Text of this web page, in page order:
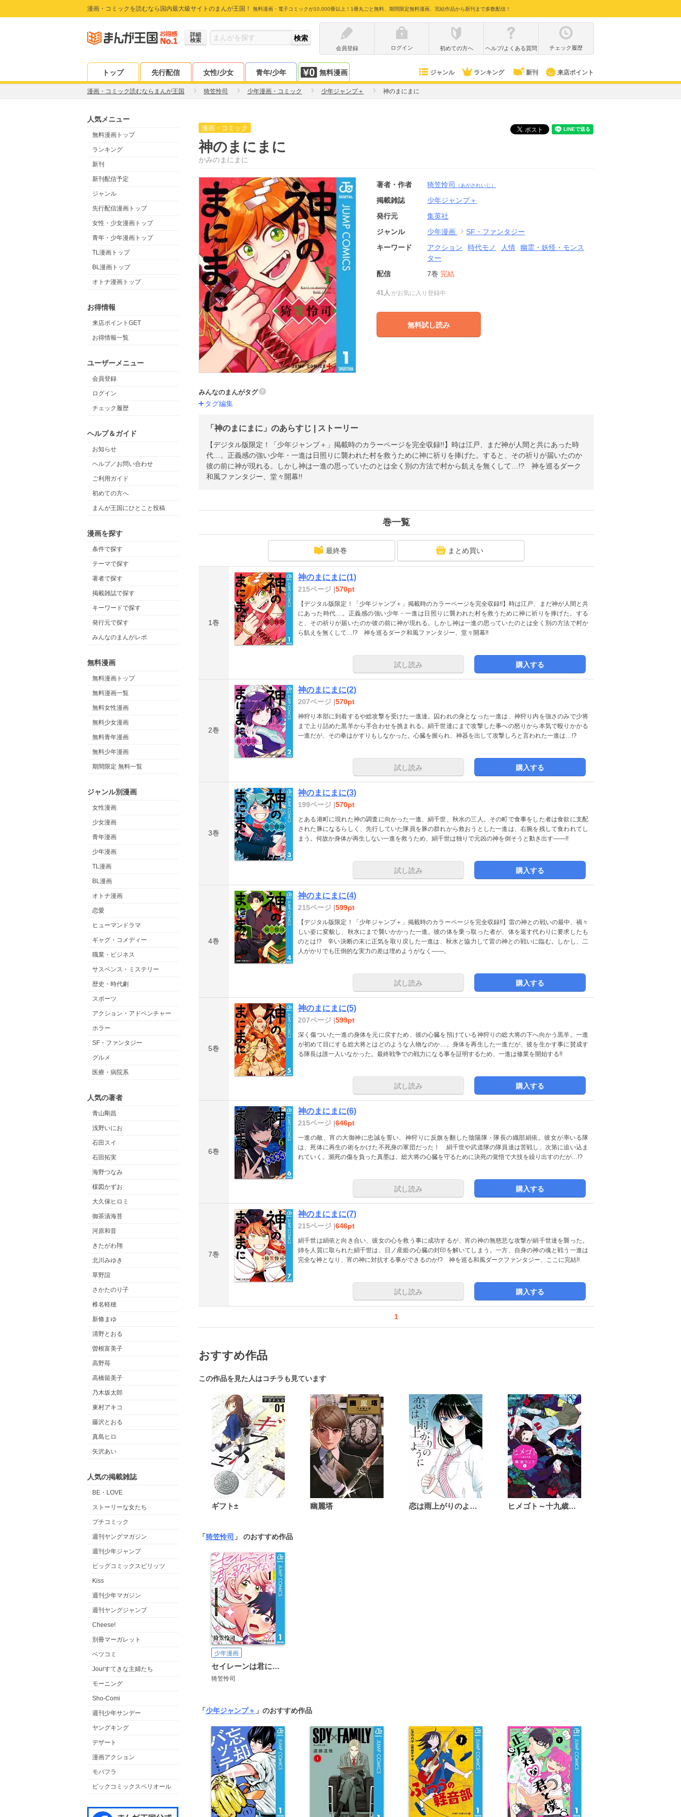
漫画・コミックを読むなら国内最大級サイトのまんが王国！ 無料漫画・電子コミックが10,000冊以上！1冊丸ごと無料、期間限定無料漫画、完結作品から新刊まで多数配信！
詳細
検索
会員登録
ログイン 初めての方へ ヘルプ/よくある質問 チェック履歴
トップ 先行配信 女性/少女 青年/少年 無料漫画 ジャンル ランキング 新刊 来店ポイント
漫画・コミック読むならまんが王国 猗笠怜司 少年漫画・コミック 少年ジャンプ＋ 神のまにまに
人気メニュー
無料漫画トップ
ランキング
新刊
新刊配信予定
ジャンル
先行配信漫画トップ
女性・少女漫画トップ
青年・少年漫画トップ
TL漫画トップ
BL漫画トップ
オトナ漫画トップ
お得情報
来店ポイントGET
お得情報一覧
ユーザーメニュー
会員登録
ログイン
チェック履歴
ヘルプ＆ガイド
お知らせ
ヘルプ／お問い合わせ
ご利用ガイド
初めての方へ
まんが王国にひとこと投稿
漫画を探す
条件で探す
テーマで探す
著者で探す
掲載雑誌で探す
キーワードで探す
発行元で探す
みんなのまんがレポ
無料漫画
無料漫画トップ
無料漫画一覧
無料女性漫画
無料少女漫画
無料青年漫画
無料少年漫画
期間限定 無料一覧
ジャンル別漫画
女性漫画
少女漫画
青年漫画
少年漫画
TL漫画
BL漫画
オトナ漫画
恋愛
ヒューマンドラマ
ギャグ・コメディー
職業・ビジネス
サスペンス・ミステリー
歴史・時代劇
スポーツ
アクション・アドベンチャー
ホラー
SF・ファンタジー
グルメ
医療・病院系
人気の著者
青山剛昌
浅野いにお
石田スイ
石田拓実
海野つなみ
楳図かずお
大久保ヒロミ
御茶漬海苔
河原和音
きたがわ翔
北川みゆき
草野誼
さかたのり子
椎名軽穂
新條まゆ
清野とおる
曽根富美子
高野苺
高橋留美子
乃木坂太郎
東村アキコ
藤沢とおる
真島ヒロ
矢沢あい
人気の掲載雑誌
BE・LOVE
ストーリーな女たち
プチコミック
週刊ヤングマガジン
週刊少年ジャンプ
ビッグコミックスピリッツ
Kiss
週刊少年マガジン
週刊ヤングジャンプ
Cheese!
別冊マーガレット
ベツコミ
Jourすてきな主婦たち
モーニング
Sho-Comi
週刊少年サンデー
ヤングキング
デザート
漫画アクション
モバフラ
ビックコミックスペリオール
漫画・コミック
神のまにまに
かみのまにまに
著者・作者 猗笠怜司 （あがされいじ）
掲載雑誌
少年ジャンプ＋
発行元
集英社
ジャンル
少年漫画
SF・ファンタジー
キーワード
アクション 時代モノ 人情
幽霊・妖怪・モンス
ター
配信
7巻 完結
41人 がお気に入り登録中
無料試し読み
みんなのまんがタグ
タグ編集
「神のまにまに」のあらすじ | ストーリー
【デジタル版限定！「少年ジャンプ＋」掲載時のカラーページを完全収録!!】時は江戸、まだ神が人間と共にあった時
代…。正義感の強い少年・一進は日照りに襲われた村を救うために神に祈りを捧げた。すると、その祈りが届いたのか
彼の前に神が現れる。しかし神は一進の思っていたのとは全く別の方法で村から飢えを無くして…!? 神を巡るダーク
和風ファンタジー、堂々開幕!!
巻一覧
最終巻 まとめ買い
1巻
神のまにまに(1)
215ページ |570pt
【デジタル版限定！「少年ジャンプ＋」掲載時のカラーページを完全収録!!】時は江戸、まだ神が人間と共
にあった時代…。正義感の強い少年・一進は日照りに襲われた村を救うために神に祈りを捧げた。する
と、その祈りが届いたのか彼の前に神が現れる。しかし神は一進の思っていたのとは全く別の方法で村か
ら飢えを無くして…!? 神を巡るダーク和風ファンタジー、堂々開幕!!
試し読み 購入する
2巻
神のまにまに(2)
207ページ |570pt
神狩り本部に到着するや総攻撃を受けた一進達。囚われの身となった一進は、神狩り内を強さのみで少将
まで上り詰めた黒羊から手合わせを挑まれる。絹千世達にまで攻撃した事への怒りから本気で殴りかかる
一進だが、その拳はかすりもしなかった。心臓を握られ、神器を出して攻撃しろと言われた一進は…!?
試し読み 購入する
3巻
神のまにまに(3)
199ページ |570pt
とある港町に現れた神の調査に向かった一進、絹千世、秋水の三人。その町で食事をした者は食欲に支配
された豚になるらしく、先行していた隊員を豚の群れから救おうとした一進は、右腕を残して食われてし
まう。何故か身体が再生しない一進を救うため、絹千世は独りで元凶の神を倒そうと動き出す――!!
試し読み 購入する
4巻
神のまにまに(4)
215ページ |599pt
【デジタル版限定！「少年ジャンプ＋」掲載時のカラーページを完全収録!!】雷の神との戦いの最中、禍々
しい姿に変貌し、秋水にまで襲いかかった一進。彼の体を乗っ取った者が、体を返す代わりに要求したも
のとは!? 辛い決断の末に正気を取り戻した一進は、秋水と協力して雷の神との戦いに臨む。しかし、二
人がかりでも圧倒的な実力の差は埋めようがなく――。
試し読み 購入する
5巻
神のまにまに(5)
207ページ |599pt
深く傷ついた一進の身体を元に戻すため、彼の心臓を預けている神狩りの総大将の下へ向かう黒羊。一進
が初めて目にする総大将とはどのような人物なのか…。身体を再生した一進だが、彼を生かす事に賛成す
る隊長は誰一人いなかった。最終戦争での戦力になる事を証明するため、一進は修業を開始する!!
試し読み 購入する
6巻
神のまにまに(6)
215ページ |646pt
一進の敵、宵の大御神に忠誠を誓い、神狩りに反旗を翻した陰陽隊・隊長の織部絹依。彼女が率いる隊
は、死体に再生の術をかけた不死身の軍団だった！ 絹千世や武道隊の隊員達は苦戦し、次第に追い込ま
れていく。瀕死の傷を負った真墨は、総大将の心臓を守るために決死の覚悟で大技を繰り出すのだが…!?
試し読み 購入する
7巻
神のまにまに(7)
215ページ |646pt
絹千世は絹依と向き合い、彼女の心を救う事に成功するが、宵の神の無慈悲な攻撃が絹千世達を襲った。
姉を人質に取られた絹千世は、日ノ産姫の心臓の封印を解いてしまう。一方、自身の神の魂と戦う一進は
完全な神となり、宵の神に対抗する事ができるのか!? 神を巡る和風ダークファンタジー、ここに完結!!
試し読み 購入する
1
おすすめ作品
この作品を見た人はコチラも見ています
ギフト± 幽麗塔 恋は雨上がりのように ヒメゴト～十九歳の制服～
「猗笠怜司 」 のおすすめ作品
少年漫画
セイレーンは君に歌わない
猗笠怜司
「少年ジャンプ＋ 」のおすすめ作品